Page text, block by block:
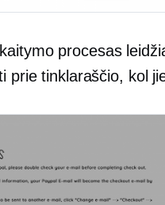
procesas
prie tinklaraščio, kol